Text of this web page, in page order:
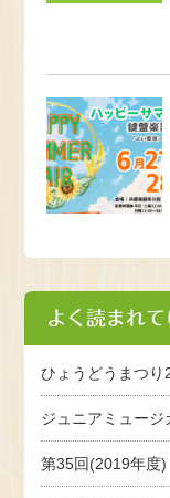
よく読まれ
ひょうどうまつ
ジュニアミュー
第35回(2019年度